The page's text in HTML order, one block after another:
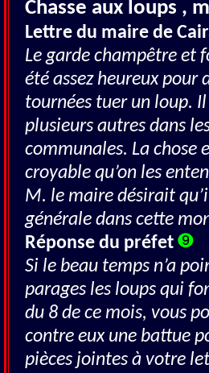
Chasse aux loups ,
Lettre du maire de
Le garde champêtre et
été assez heureux pour
tournées tuer un loup.
plusieurs autres dans
communales. La chose
croyable qu’on les
M. le maire désirait
générale dans cette
Réponse du préfet
Si le beau temps n’a
parages les loups qui
du 8 de ce mois, vous
contre eux une battue
pièces jointes à votre